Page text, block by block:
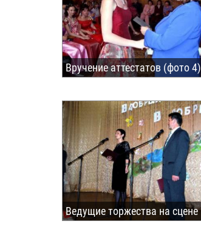
Вручение аттестатов (фото 4)
Ведущие торжества на сцене